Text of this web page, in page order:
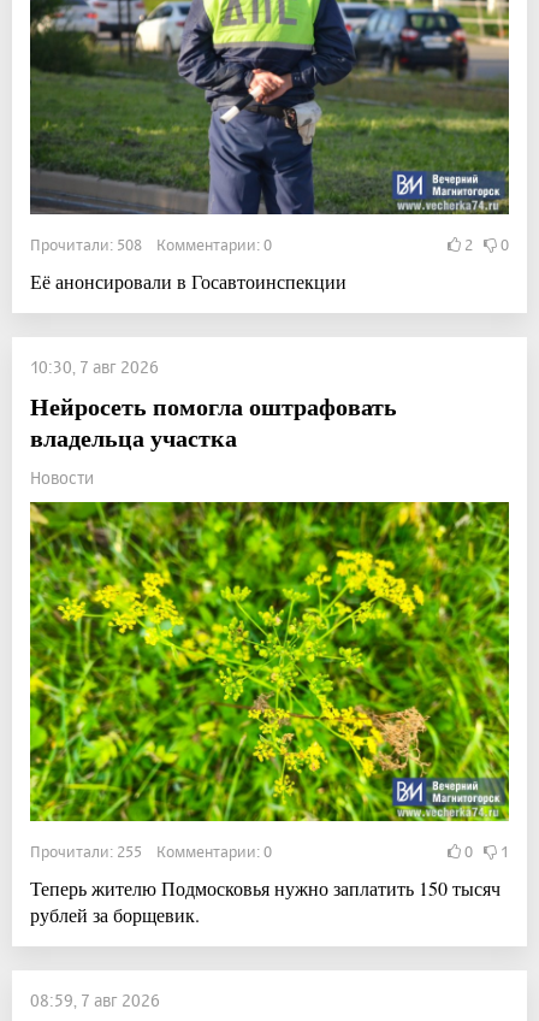
Прочитали: 508 Комментарии: 0 2 0
Её анонсировали в Госавтоинспекции
10:30, 7 авг 2026
Нейросеть помогла оштрафовать
владельца участка
Новости
Прочитали: 255 Комментарии: 0 0 1
Теперь жителю Подмосковья нужно заплатить 150 тысяч
рублей за борщевик.
08:59, 7 авг 2026